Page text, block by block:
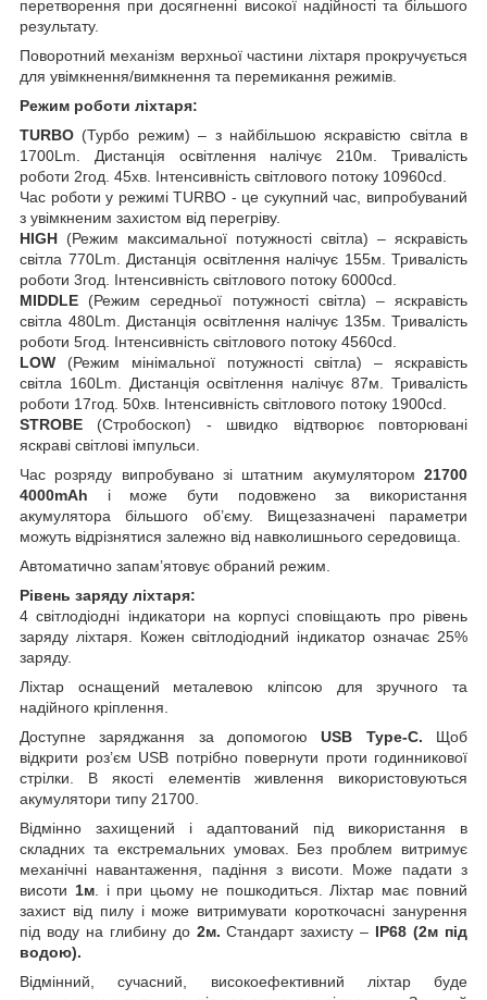
перетворення при досягненні високої надійності та більшого
результату.
Поворотний механізм верхньої частини ліхтаря прокручується
для увімкнення/вимкнення та перемикання режимів.
Режим роботи ліхтаря:
TURBO (Турбо режим) – з найбільшою яскравістю світла в
1700Lm. Дистанція освітлення налічує 210м. Тривалість
роботи 2год. 45хв. Інтенсивність світлового потоку 10960cd.
Час роботи у режимі TURBO - це сукупний час, випробуваний
з увімкненим захистом від перегріву.
HIGH (Режим максимальної потужності світла) – яскравість
світла 770Lm. Дистанція освітлення налічує 155м. Тривалість
роботи 3год. Інтенсивність світлового потоку 6000cd.
MIDDLE (Режим середньої потужності світла) – яскравість
світла 480Lm. Дистанція освітлення налічує 135м. Тривалість
роботи 5год. Інтенсивність світлового потоку 4560cd.
LOW (Режим мінімальної потужності світла) – яскравість
світла 160Lm. Дистанція освітлення налічує 87м. Тривалість
роботи 17год. 50хв. Інтенсивність світлового потоку 1900cd.
STROBE (Стробоскоп) - швидко відтворює повторювані
яскраві світлові імпульси.
Час розряду випробувано зі штатним акумулятором 21700
4000mAh і може бути подовжено за використання
акумулятора більшого об’єму. Вищезазначені параметри
можуть відрізнятися залежно від навколишнього середовища.
Автоматично запам’ятовує обраний режим.
Рівень заряду ліхтаря:
4 світлодіодні індикатори на корпусі сповіщають про рівень
заряду ліхтаря. Кожен світлодіодний індикатор означає 25%
заряду.
Ліхтар оснащений металевою кліпсою для зручного та
надійного кріплення.
Доступне заряджання за допомогоюUSB Type-C. Щоб
відкрити роз’єм USB потрібно повернути проти годинникової
стрілки. В якості елементів живлення використовуються
акумулятори типу 21700.
Відмінно захищений і адаптований під використання в
складних та екстремальних умовах. Без проблем витримує
механічні навантаження, падіння з висоти. Може падати з
висоти 1м. і при цьому не пошкодиться. Ліхтар має повний
захист від пилу і може витримувати короткочасні занурення
під воду на глибину до 2м. Стандарт захисту – IP68 (2м під
водою).
Відмінний, сучасний, високоефективний ліхтар буде